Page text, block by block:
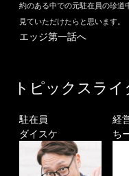
約のある中での元駐在員の珍道
見ていただけたらと思います。
エッジ第一話へ
トピックスライ
駐在員
ダイスケ
経
ち